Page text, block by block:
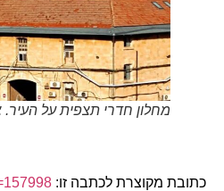
מחלון חדרי תצפית על העיר.
כתובת מקוצרת לכתבה זו: